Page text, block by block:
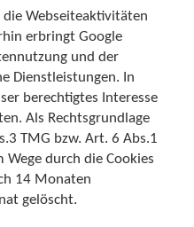
Webseiteaktivitäten
erbringt Google
und der
Dienstleistungen. In
berechtigtes Interesse
Als Rechtsgrundlage
TMG bzw. Art. 6 Abs.1
Wege durch die Cookies
14 Monaten
gelöscht.